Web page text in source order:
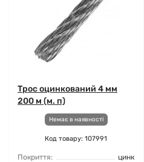
Трос оцинкований 4 мм
200 м (м. п)
Немає в наявності
Код товару: 107991
Покриття:
цинк